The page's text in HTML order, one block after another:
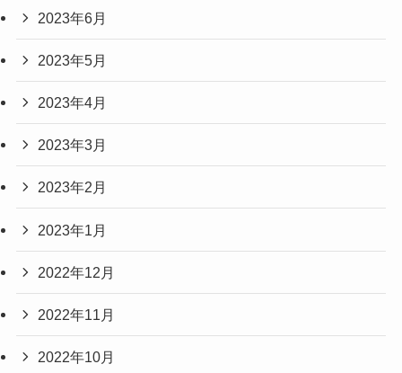
2023年6月
2023年5月
2023年4月
2023年3月
2023年2月
2023年1月
2022年12月
2022年11月
2022年10月